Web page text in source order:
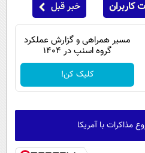
کاربران خبر قبل
مسیر همراهی و گزارش عملکرد
گروه اسنپ در ۱۴۰۴
کلیک کن!
مذاکرات با آمریکا